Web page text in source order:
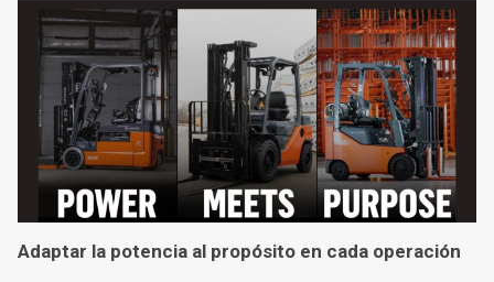
Adaptar la potencia al propósito en cada operación